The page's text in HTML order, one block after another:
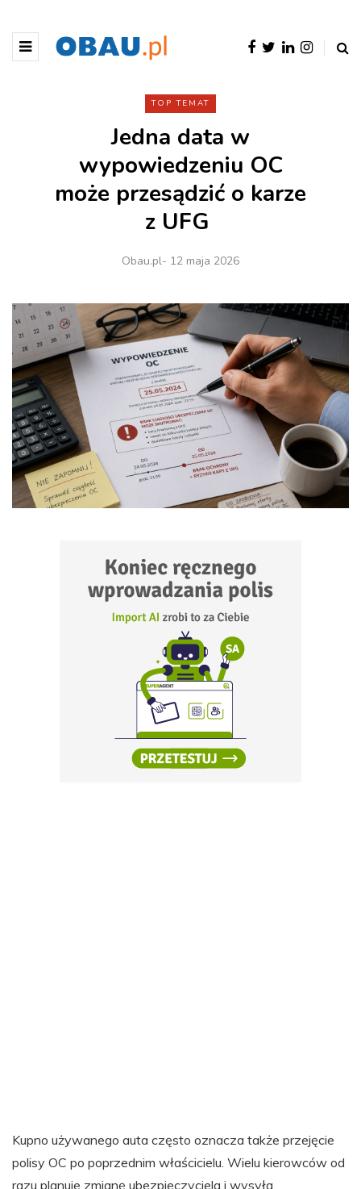
TOP TEMAT
Jedna data w
wypowiedzeniu OC
może przesądzić o karze
z UFG
Obau.pl- 12 maja 2026
Kupno używanego auta często oznacza także przejęcie
polisy OC po poprzednim właścicielu. Wielu kierowców od
razu planuje zmianę ubezpieczyciela i wysyła